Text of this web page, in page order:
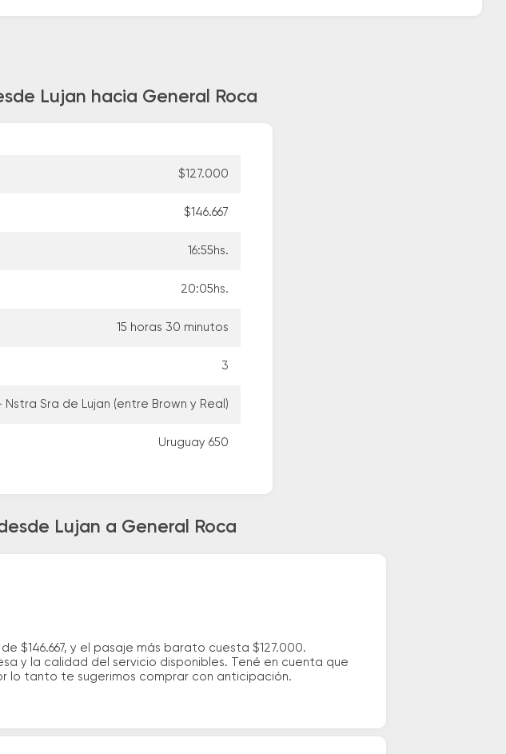
Lujan hacia General Roca
$127.000
$146.667
16:55hs.
20:05hs.
15 horas 30 minutos
3
Nstra Sra de Lujan (entre Brown y Real)
Uruguay 650
Lujan a General Roca
$146.667, y el pasaje más barato cuesta $127.000.
y la calidad del servicio disponibles. Tené en cuenta que
lo tanto te sugerimos comprar con anticipación.